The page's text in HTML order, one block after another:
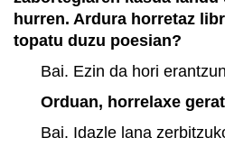
hurren. Ardura horretaz
topatu duzu poesian?
Bai. Ezin da hori
Orduan, horrelaxe
Bai. Idazle lana